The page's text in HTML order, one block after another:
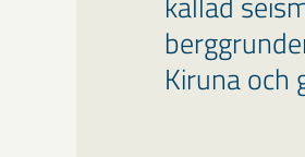
Kiruna och